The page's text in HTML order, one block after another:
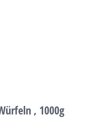
, 1000g